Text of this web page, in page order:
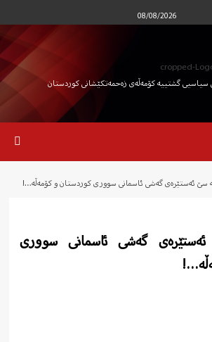
08/08/2026
سیاسیی گشتییە کۆمەڵەی زەحمەتکێشانی کوردستان
سێ ئەستێرەی گەشی ئاسمانی سووری کوردستان و کۆمەڵە…!
گەشی ئاسمانی سووری